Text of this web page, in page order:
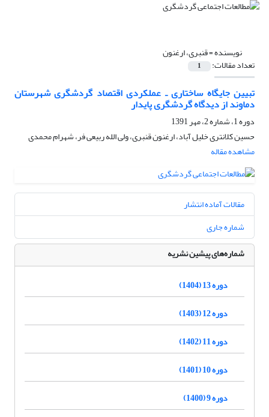
نویسنده =قنبری، ارغنون
تعداد مقالات: 1
تبیین جایگاه ساختاری ـ عملکردی اقتصاد گردشگری شهرستان
دماوند از دیدگاه گردشگری پایدار
دوره 1، شماره 2، مهر 1391
حسین کلانتری خلیل آباد، ارغنون قنبری، ولی الله ربیعی فر، شهرام محمدی
مشاهده مقاله
مقالات آماده انتشار
شماره جاری
شماره‌های پیشین نشریه
دوره 13 (1404)
دوره 12 (1403)
دوره 11 (1402)
دوره 10 (1401)
دوره 9 (1400)